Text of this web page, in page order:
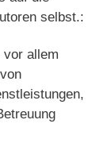
selbst.:
allem